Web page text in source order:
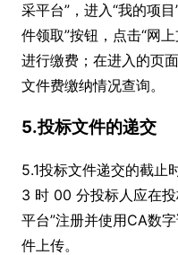
采平台”，进入“我的项
件领取”按钮，点击“网
进行缴费；在进入的页
文件费缴纳情况查询。
5.投标文件的递交
5.1投标文件递交的截
3 时 00 分投标人应在
平台”注册并使用CA数
件上传。